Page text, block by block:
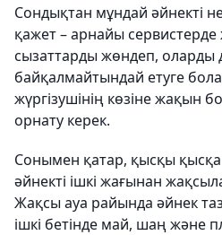
Сондықтан мұндай әйнекті
қажет – арнайы
сызаттарды жөндеп, оларды
байқалмайтындай етуге
жүргізушінің көзіне жақын
орнату керек.
Сонымен қатар, қысқы қысқа
әйнекті ішкі жағынан
Жақсы ауа райында әйнек
ішкі бетінде май, шаң және